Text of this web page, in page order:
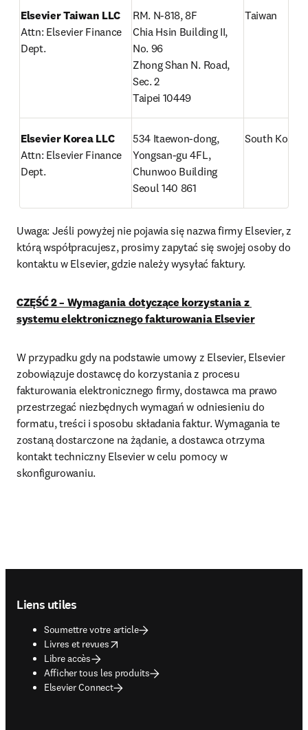
Elsevier Taiwan LLC
Attn: Elsevier Finance
Dept.
RM. N-818, 8F
Chia Hsin Building II,
No. 96
Zhong Shan N. Road,
Sec. 2
Taipei 10449
Taiwan
Elsevier Korea LLC
Attn: Elsevier Finance
Dept.
534 Itaewon-dong,
Yongsan-gu 4FL,
Chunwoo Building
Seoul 140 861
South Korea
Uwaga: Jeśli powyżej nie pojawia się nazwa firmy Elsevier, z
którą współpracujesz, prosimy zapytać się swojej osoby do
kontaktu w Elsevier, gdzie należy wysyłać faktury.
CZĘŚĆ 2 – Wymagania dotyczące korzystania z
systemu elektronicznego fakturowania Elsevier
W przypadku gdy na podstawie umowy z Elsevier, Elsevier
zobowiązuje dostawcę do korzystania z procesu
fakturowania elektronicznego firmy, dostawca ma prawo
przestrzegać niezbędnych wymagań w odniesieniu do
formatu, treści i sposobu składania faktur. Wymagania te
zostaną dostarczone na żądanie, a dostawca otrzyma
kontakt techniczny Elsevier w celu pomocy w
skonfigurowaniu.
Liens utiles
Soumettre votre article
Livres et revues
opens in new tab/window
Libre accès
Afficher tous les produits
Elsevier Connect